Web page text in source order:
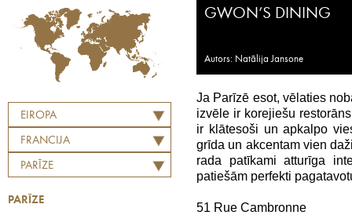
EIROPA
FRANCIJA
PARĪZE
PARĪZE
GWON’S DINING
Autors: Natālija Jansone
Ja Parīzē esot, vēlaties
izvēle ir korejiešu
ir klātesoši un apkalpo
grīda un akcentam vien
rada patīkami atturīga
patiešām perfekti
51 Rue Cambronne